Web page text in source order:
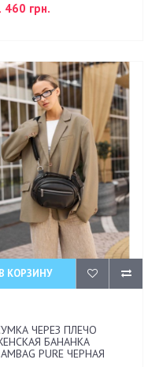
460 грн.
В КОРЗИНУ
ЧЕРЕЗ ПЛЕЧО
БАНАНКА
PURE ЧЕРНАЯ